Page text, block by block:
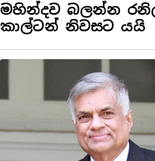
මහින්දව බලන්න
කාල්ටන් නිවසට යයි